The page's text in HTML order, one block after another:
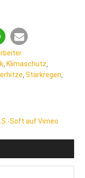
, Klimaschutz,
,Starkregen,